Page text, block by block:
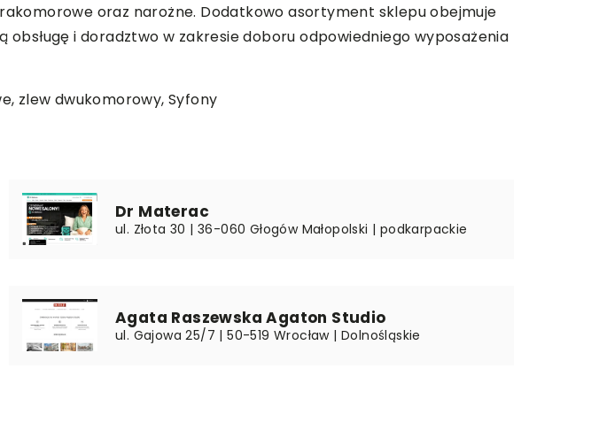
oraz narożne. Dodatkowo asortyment sklepu obejmuje
i doradztwo w zakresie doboru odpowiedniego wyposażenia
zlew dwukomorowy, Syfony
Dr Materac
ul. Złota 30 | 36-060 Głogów Małopolski | podkarpackie
Agata Raszewska Agaton Studio
ul. Gajowa 25/7 | 50-519 Wrocław | Dolnośląskie